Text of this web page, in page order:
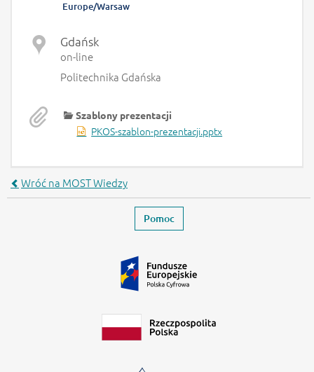
Europe/Warsaw
Gdańsk
on-line
Politechnika Gdańska
Szablony prezentacji
PKOS-szablon-prezentacji.pptx
Wróć na MOST Wiedzy
Pomoc